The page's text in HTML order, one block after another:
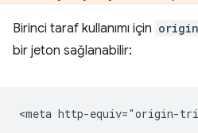
Birinci taraf kullanımı için
bir jeton sağlanabilir: